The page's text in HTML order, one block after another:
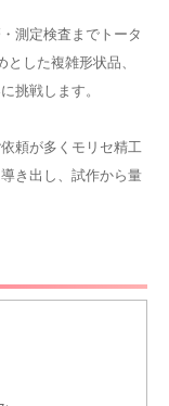
測定検査までトータ
した複雑形状品、
挑戦します。
頼が多くモリセ精工
き出し、試作から量